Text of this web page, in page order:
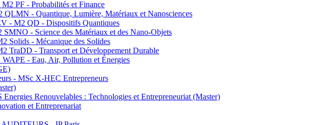
PF - Probabilités et Finance
- Quantique, Lumière, Matériaux et Nanosciences
- M2 QD - Dispositifs Quantiques
- Science des Matériaux et des Nano-Objets
Solids - Mécanique des Solides
TraDD - Transport et Développement Durable
- Eau, Air, Pollution et Énergies
- MSc X-HEC Entrepreneurs
Renouvelables : Technologies et Entrepreneuriat (Master)
et Entreprenariat